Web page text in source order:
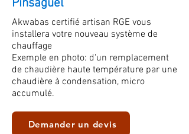
Pinsaguel
Akwabas certifié artisan RGE vous
installera votre nouveau système de
chauffage
Exemple en photo: d'un remplacement
de chaudière haute température par une
chaudière à condensation, micro
accumulé.
Demander un devis